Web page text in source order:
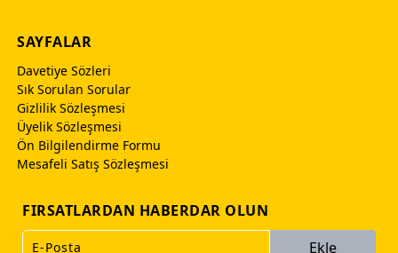
SAYFALAR
Davetiye Sözleri
Sık Sorulan Sorular
Gizlilik Sözleşmesi
Üyelik Sözleşmesi
Ön Bilgilendirme Formu
Mesafeli Satış Sözleşmesi
FIRSATLARDAN HABERDAR OLUN
Ekle